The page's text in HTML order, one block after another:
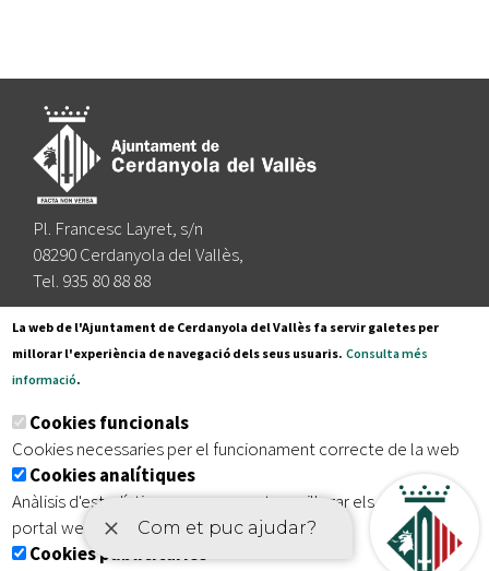
Pl. Francesc Layret, s/n
08290 Cerdanyola del Vallès,
Tel. 935 80 88 88
Segueix-nos a:
Subscriu-te al nostre butlletí
Inici | Avís legal | Protecció de dades Mapa del lloc
| Accessibilitat
La web de l'Ajuntament de Cerdanyola del Vallès fa servir galetes per
millorar l'experiència de navegació dels seus usuaris. Consulta més
informació.
Cookies funcionals
Cookies necessaries per el funcionament correcte de la web
Cookies analítiques
Anàlisis d'estadístiques que permeten millorar els serveis del
portal web
Cookies publicitàries